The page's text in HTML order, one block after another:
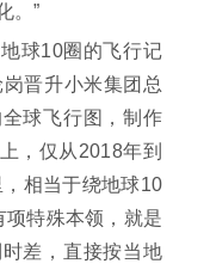
。”
球10圈的飞行记
晋升小米集团总
球飞行图，制作
，仅从2018年到
相当于绕地球10
项特殊本领，就是
差，直接按当地